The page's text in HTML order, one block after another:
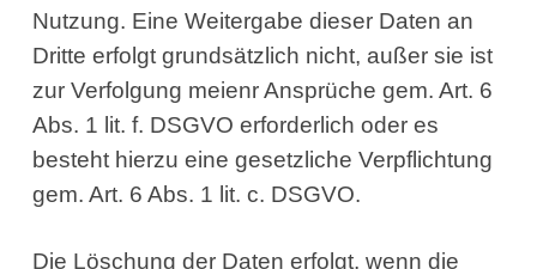
Nutzung. Eine Weitergabe dieser Daten an
Dritte erfolgt grundsätzlich nicht, außer sie ist
zur Verfolgung meienr Ansprüche gem. Art. 6
Abs. 1 lit. f. DSGVO erforderlich oder es
besteht hierzu eine gesetzliche Verpflichtung
gem. Art. 6 Abs. 1 lit. c. DSGVO.
Die Löschung der Daten erfolgt, wenn die